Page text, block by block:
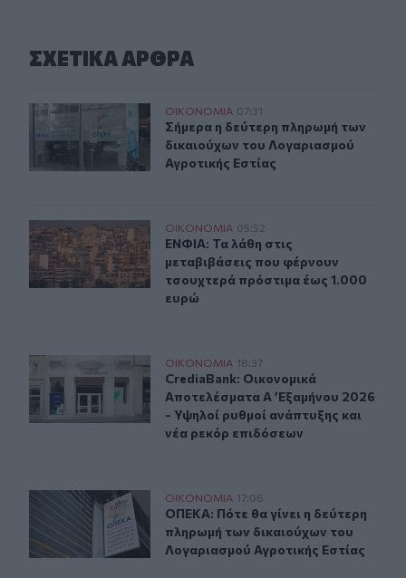
ΣΧΕΤΙΚA AΡΘΡΑ
Σήμερα η δεύτερη πληρωμή των δικαιούχων του
ΟΙΚΟΝΟΜΙΑ 07:31
Σήμερα η δεύτερη πληρωμή των
Σήμερα η δεύτερη πληρωμή των
δικαιούχων του Λογαριασμού
Αγροτικής Εστίας
ΕΝΦΙΑ: Τα λάθη στις μεταβιβάσεις που φέρνουν
ΟΙΚΟΝΟΜΙΑ 05:52
ΕΝΦΙΑ: Τα λάθη στις
ΕΝΦΙΑ: Τα λάθη στις
μεταβιβάσεις που φέρνουν
τσουχτερά πρόστιμα έως 1.000
ευρώ
CrediaBank: Οικονομικά Αποτελέσματα A ’Εξαμήνου
ΟΙΚΟΝΟΜΙΑ 18:37
CrediaBank: Οικονομικά
CrediaBank: Οικονομικά
Αποτελέσματα A ’Εξαμήνου 2026
- Υψηλοί ρυθμοί ανάπτυξης και
νέα ρεκόρ επιδόσεων
ΟΠΕΚΑ: Πότε θα γίνει η δεύτερη πληρωμή των
ΟΙΚΟΝΟΜΙΑ 17:06
ΟΠΕΚΑ: Πότε θα γίνει η δεύτερη
ΟΠΕΚΑ: Πότε θα γίνει η δεύτερη
πληρωμή των δικαιούχων του
Λογαριασμού Αγροτικής Εστίας